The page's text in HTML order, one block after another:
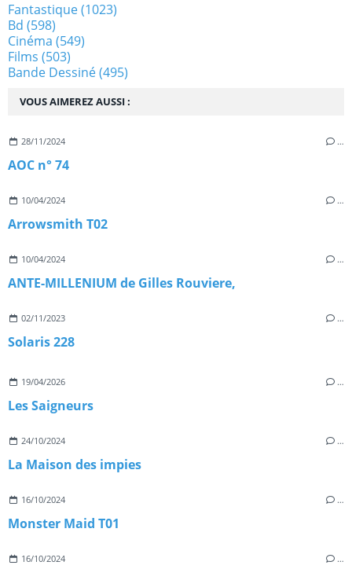
VOUS AIMEREZ AUSSI :
28/11/2024 …
AOC n° 74
10/04/2024 …
Arrowsmith T02
10/04/2024 …
ANTE-MILLENIUM de Gilles Rouviere,
02/11/2023 …
Solaris 228
19/04/2026 …
Les Saigneurs
24/10/2024 …
La Maison des impies
16/10/2024 …
Monster Maid T01
16/10/2024 …
Fantastique(1023)
Bd (598)
Cinéma (549)
Films (503)
Bande Dessiné(495)